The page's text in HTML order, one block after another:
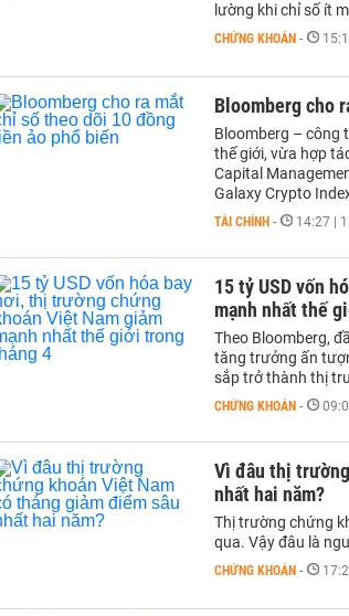
lường khi chỉ số ít
CHỨNG KHOÁN -
Bloomberg cho
Bloomberg – công
thế giới, vừa hợp
Capital
Galaxy Crypto
TÀI CHÍNH - 14:27 |
15 tỷ USD vốn
mạnh nhất thế
Theo Bloomberg,
tăng trưởng ấn
sắp trở thành thị
CHỨNG KHOÁN -
Vì đâu thị
nhất hai năm?
Thị trường chứng
qua. Vậy đâu là
CHỨNG KHOÁN -